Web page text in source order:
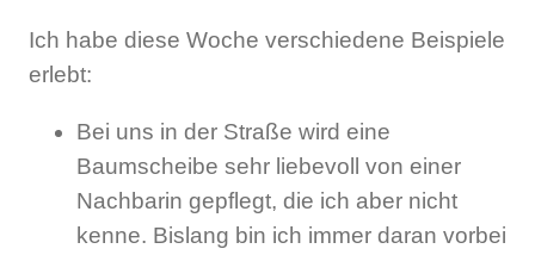
Ich habe diese Woche verschiedene Beispiele
erlebt:
Bei uns in der Straße wird eine
Baumscheibe sehr liebevoll von einer
Nachbarin gepflegt, die ich aber nicht
kenne. Bislang bin ich immer daran vorbei